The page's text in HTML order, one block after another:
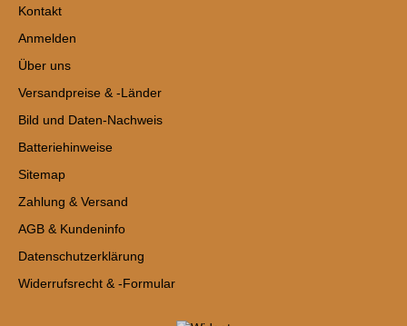
Kontakt
Anmelden
Über uns
Versandpreise & -Länder
Bild und Daten-Nachweis
Batteriehinweise
Sitemap
Zahlung & Versand
AGB & Kundeninfo
Datenschutzerklärung
Widerrufsrecht & -Formular